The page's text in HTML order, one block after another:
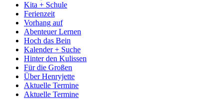
Kita + Schule
Ferienzeit
Vorhang auf
Abenteuer Lernen
Hoch das Bein
Kalender + Suche
Hinter den Kulissen
Für die Großen
Über Henryjette
Aktuelle Termine
Aktuelle Termine